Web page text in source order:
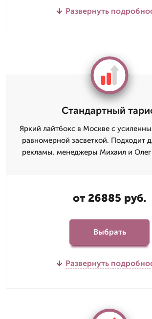
Развернуть
Стандартный
Яркий лайтбокс в Москве с
равномерной засветкой. Подходит
рекламы. менеджеры Михаил и Олег
от 26885 руб.
Выбрать
Развернуть